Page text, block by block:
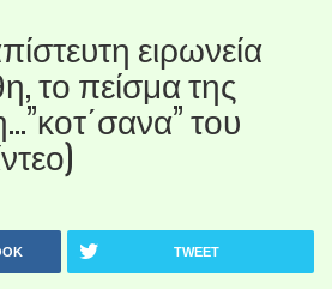
ειρωνεία
το πείσμα της
του
TWEET